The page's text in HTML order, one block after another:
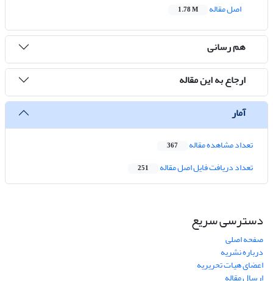
اصل مقاله
1.78 M
هم رسانی
ارجاع به این مقاله
آمار
تعداد مشاهده مقاله 367
تعداد دریافت فایل اصل مقاله 251
دسترسی سریع
صفحه اصلی
درباره نشریه
اعضای هیات تحریریه